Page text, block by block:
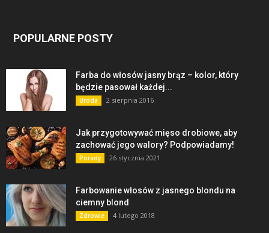
POPULARNE POSTY
Farba do włosów jasny brąz – kolor, który
będzie pasował każdej...
Uroda 2 sierpnia 2016
Jak przygotowywać mięso drobiowe, aby
zachować jego walory? Podpowiadamy!
Porady 26 stycznia 2021
Farbowanie włosów z jasnego blondu na
ciemny blond
Zdrowie 4 lutego 2018